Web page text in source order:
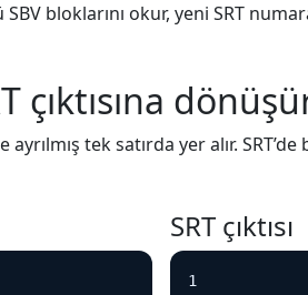
bloklarını okur, yeni SRT
çıktısına
tek satırda yer alır.
SRT çıktısı
1